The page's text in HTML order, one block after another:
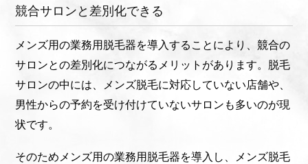
競合サロンと差別化できる
メンズ用の業務用脱毛器を導入することにより、競合の
サロンとの差別化につながるメリットがあります。脱毛
サロンの中には、メンズ脱毛に対応していない店舗や、
男性からの予約を受け付けていないサロンも多いのが現
状です。
そのためメンズ用の業務用脱毛器を導入し、メンズ脱毛